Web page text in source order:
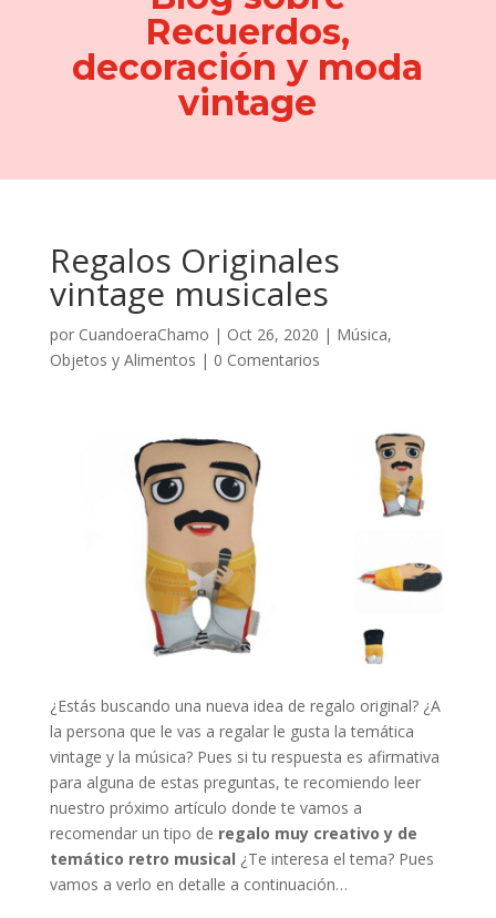
Recuerdos,
decoración y moda
vintage
Regalos Originales
vintage musicales
por CuandoeraChamo | Oct 26, 2020 | Música,
Objetos y Alimentos | 0 Comentarios
¿Estás buscando una nueva idea de regalo original? ¿A
la persona que le vas a regalar le gusta la temática
vintage y la música? Pues si tu respuesta es afirmativa
para alguna de estas preguntas, te recomiendo leer
nuestro próximo artículo donde te vamos a
recomendar un tipo de regalo muy creativo y de
temático retro musical ¿Te interesa el tema? Pues
vamos a verlo en detalle a continuación…